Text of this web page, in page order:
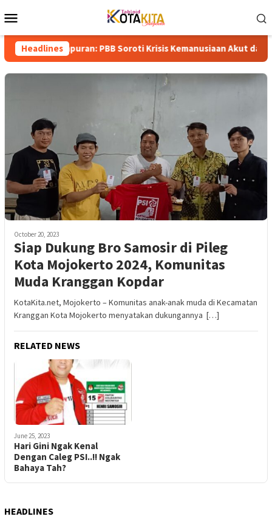
to
Menu
HeadlinesPBB Soroti Krisis Kemanusiaan Akut dan Kekerasan
October 20, 2023
Siap Dukung Bro Samosir di Pileg
Kota Mojokerto 2024, Komunitas
Muda Kranggan Kopdar
KotaKita.net, Mojokerto – Komunitas anak-anak muda di Kecamatan
Kranggan Kota Mojokerto menyatakan dukungannya […]
RELATED NEWS
June 25, 2023
Hari Gini Ngak Kenal
Dengan Caleg PSI..!! Ngak
Bahaya Tah?
HEADLINES